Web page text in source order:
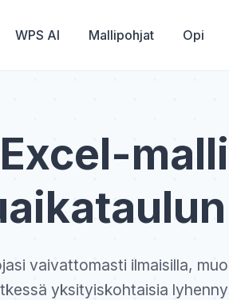
WPS AI Mallipohjat Opi
vaivattomasti ilmaisilla,
yksityiskohtaisia